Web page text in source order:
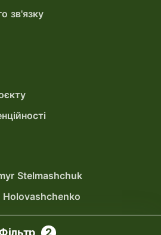
Фільтр 2
зв'язку
Stelmashchuk